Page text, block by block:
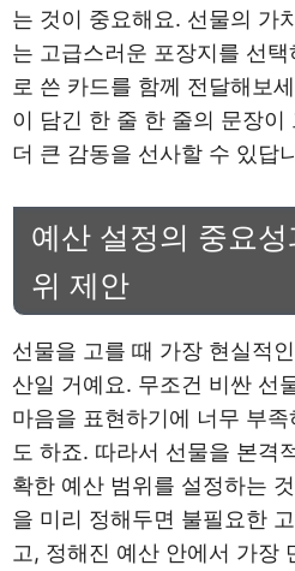
는 것이 중요해요. 선물의 가
는 고급스러운 포장지를 선
로 쓴 카드를 함께 전달해보
이 담긴 한 줄 한 줄의 문장
더 큰 감동을 선사할 수 있답
예산 설정의 중요
위 제안
선물을 고를 때 가장 현실적
산일 거예요. 무조건 비싼 선
마음을 표현하기에 너무 부
도 하죠. 따라서 선물을 본격
확한 예산 범위를 설정하는
을 미리 정해두면 불필요한
고, 정해진 예산 안에서 가장